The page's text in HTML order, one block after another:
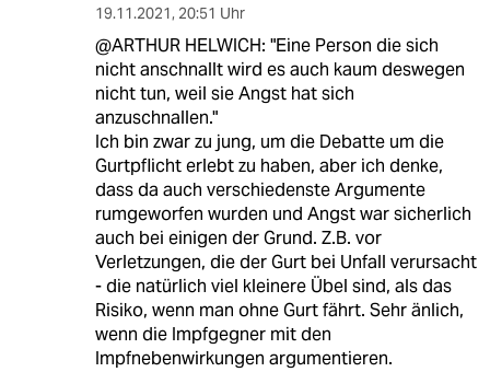
19.11.2021, 20:51 Uhr
@ARTHUR HELWICH: "Eine Person die sich
nicht anschnallt wird es auch kaum deswegen
nicht tun, weil sie Angst hat sich
anzuschnallen."
Ich bin zwar zu jung, um die Debatte um die
Gurtpflicht erlebt zu haben, aber ich denke,
dass da auch verschiedenste Argumente
rumgeworfen wurden und Angst war sicherlich
auch bei einigen der Grund. Z.B. vor
Verletzungen, die der Gurt bei Unfall verursacht
- die natürlich viel kleinere Übel sind, als das
Risiko, wenn man ohne Gurt fährt. Sehr änlich,
wenn die Impfgegner mit den
Impfnebenwirkungen argumentieren.